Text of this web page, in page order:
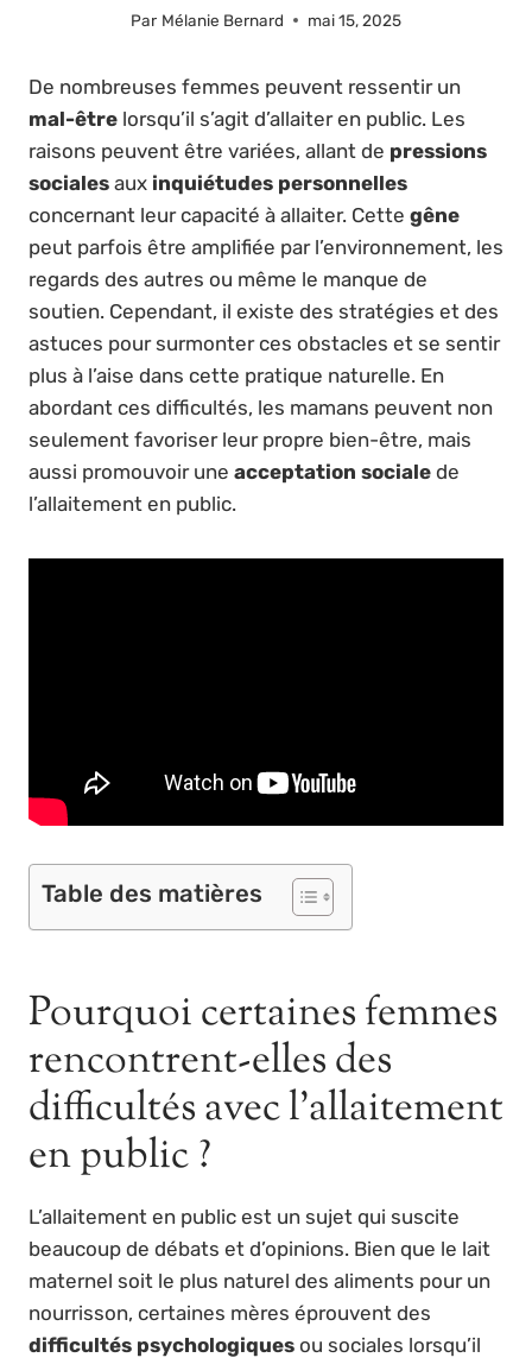
Par Mélanie Bernard mai 15, 2025
De nombreuses femmes peuvent ressentir un
mal-être lorsqu’il s’agit d’allaiter en public. Les
raisons peuvent être variées, allant de pressions
sociales aux inquiétudes personnelles
concernant leur capacité à allaiter. Cette gêne
peut parfois être amplifiée par l’environnement, les
regards des autres ou même le manque de
soutien. Cependant, il existe des stratégies et des
astuces pour surmonter ces obstacles et se sentir
plus à l’aise dans cette pratique naturelle. En
abordant ces difficultés, les mamans peuvent non
seulement favoriser leur propre bien-être, mais
aussi promouvoir une acceptation sociale de
l’allaitement en public.
Table des matières
Pourquoi certaines femmes
rencontrent-elles des
difficultés avec l’allaitement
en public ?
L’allaitement en public est un sujet qui suscite
beaucoup de débats et d’opinions. Bien que le lait
maternel soit le plus naturel des aliments pour un
nourrisson, certaines mères éprouvent des
difficultés psychologiques ou sociales lorsqu’il